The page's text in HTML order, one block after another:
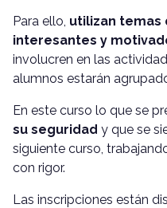
Para ello, utilizan temas
interesantes y
involucren en las
alumnos estarán
En este curso lo que se
su seguridad y que se
siguiente curso,
con rigor.
Las inscripciones están